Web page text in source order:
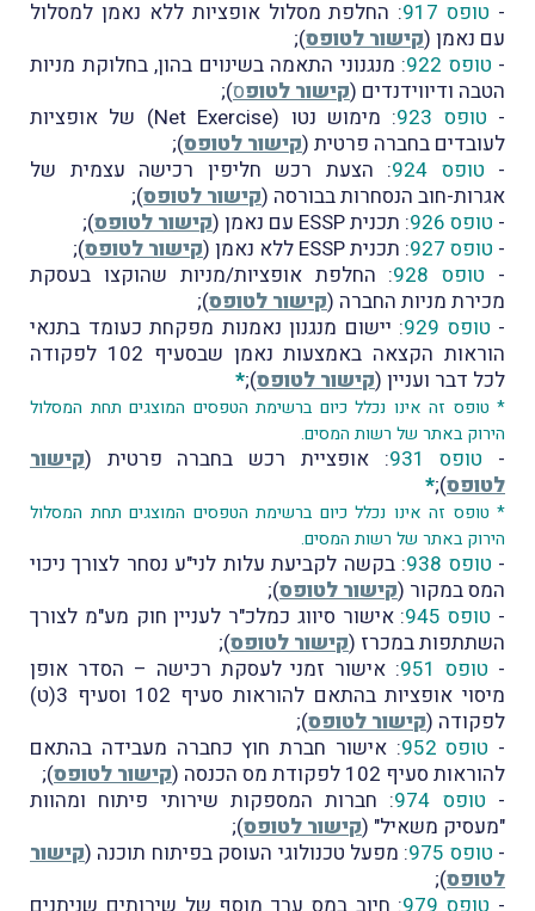
- טופס 917
: החלפת מסלול אופציות ללא נאמן למסלול
עם נאמן (קישור לטופס);
- טופס 922
: מנגנוני התאמה בשינוים בהון, בחלוקת מניות
הטבה ודיווידנדים (קישור לטופס);
- טופס 923
: מימוש נטו (Net Exercise) של אופציות
לעובדים בחברה פרטית (קישור לטופס);
- טופס 924
: הצעת רכש חליפין רכישה עצמית של
אגרות-חוב הנסחרות בבורסה (קישור לטופס);
- טופס 926 : תכנית ESSP עם נאמן ( קישור לטופס);
- טופס 927 : תכנית ESSP ללא נאמן ( קישור לטופס);
- טופס 928
: החלפת אופציות/מניות שהוקצו בעסקת
מכירת מניות החברה (קישור לטופס);
- טופס 929
: יישום מנגנון נאמנות מפקחת כעומד בתנאי
הוראות הקצאה באמצעות נאמן שבסעיף 102 לפקודה
לכל דבר ועניין (קישור לטופס);
*
* טופס זה אינו נכלל כיום ברשימת הטפסים המוצגים תחת המסלול
הירוק באתר של רשות המסים.
- טופס 931 : אופציית רכש בחברה פרטית (קישור
לטופס);
*
* טופס זה אינו נכלל כיום ברשימת הטפסים המוצגים תחת המסלול
הירוק באתר של רשות המסים.
- טופס 938
: בקשה לקביעת עלות לני"ע נסחר לצורך ניכוי
המס במקור (קישור לטופס);
- טופס 945
: אישור סיווג כמלכ"ר לעניין חוק מע"מ לצורך
השתתפות במכרז (קישור לטופס);
- טופס 951
: אישור זמני לעסקת רכישה – הסדר אופן
מיסוי אופציות בהתאם להוראות סעיף 102 וסעיף 3(ט)
לפקודה (קישור לטופס);
- טופס 952
: אישור חברת חוץ כחברה מעבידה בהתאם
להוראות סעיף 102 לפקודת מס הכנסה (
קישור לטופס);
- טופס 974
: חברות המספקות שירותי פיתוח ומהוות
"מעסיק משאיל" (קישור לטופס);
- טופס 975 : מפעל טכנולוגי העוסק בפיתוח תוכנה (קישור
לטופס);